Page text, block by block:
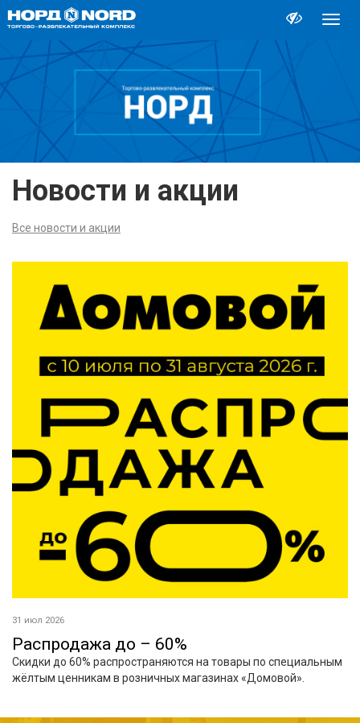
Новости и акции
Все новости и акции
31 июл 2026
Распродажа до – 60%
Скидки до 60% распространяются на товары по специальным
жёлтым ценникам в розничных магазинах «Домовой».